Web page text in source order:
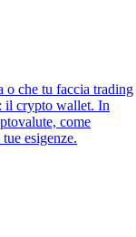
o che tu faccia trading
il crypto wallet. In
come
esigenze.